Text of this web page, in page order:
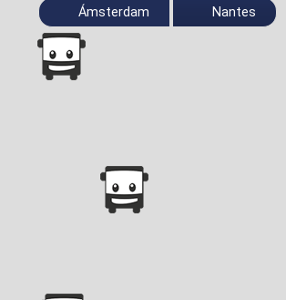
Ámsterdam Nantes